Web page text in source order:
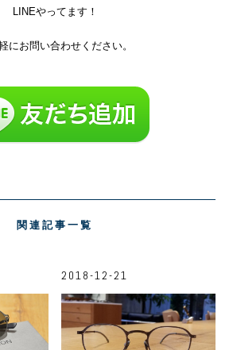
LINEやってます！
にお問い合わせください。
関連記事一覧
2018-12-21